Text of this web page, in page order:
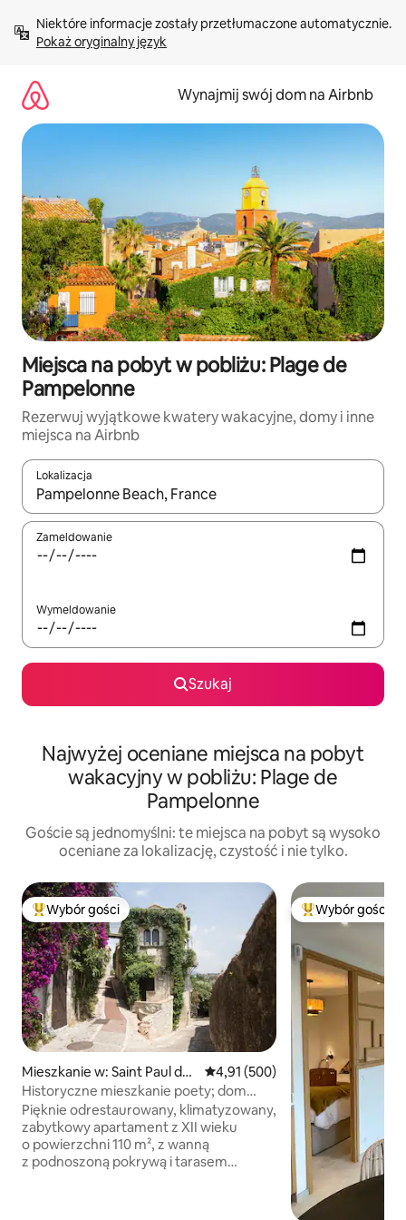
treści Pokaż oryginalny język
Wynajmij swój dom na Airbnb
Miejsca na pobyt w pobliżu: Plage de
Pampelonne
Rezerwuj wyjątkowe kwatery wakacyjne, domy i inne
miejsca na Airbnb
Lokalizacja
Gdy wyniki będą dostępne, możesz poruszać się po nich za
Zameldowanie
Wymeldowanie
Szukaj
Najwyżej oceniane miejsca na pobyt
wakacyjny w pobliżu: Plage de
Pampelonne
Goście są jednomyślni: te miejsca na pobyt są wysoko
oceniane za lokalizację, czystość i nie tylko.
Najpopularniejsze z kategorii Wybór gości
Wybór gości
Mieszkanie w: Saint Paul de
Vence
Średnia ocena: 4,91 na 5, liczba
4,91 (500)
Historyczne mieszkanie poety; dom
Jacquesa Préverta
Pięknie odrestaurowany, klimatyzowany,
zabytkowy apartament z XII wieku
o powierzchni 110 m², z wanną
z podnoszoną pokrywą i tarasem
Wybór gości